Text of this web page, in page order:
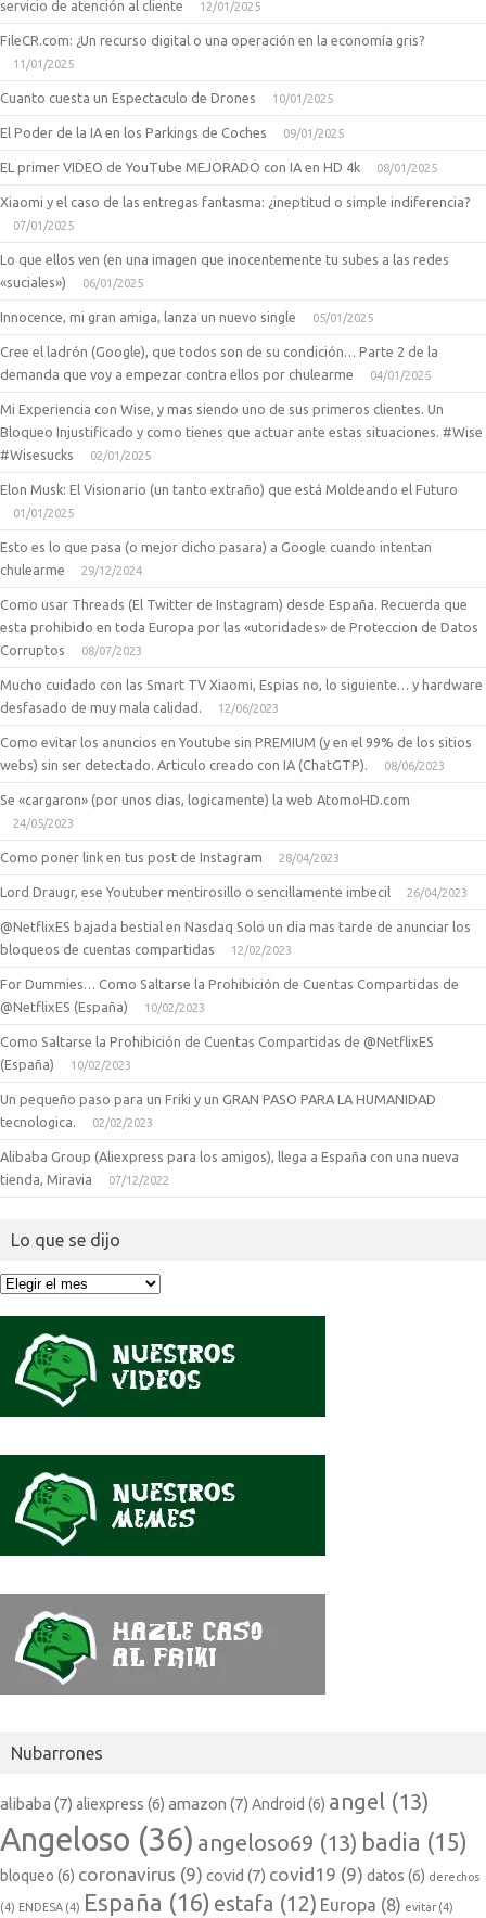
servicio de atención al cliente 12/01/2025
FileCR.com: ¿Un recurso digital o una operación en la economía gris?
11/01/2025
Cuanto cuesta un Espectaculo de Drones 10/01/2025
El Poder de la IA en los Parkings de Coches 09/01/2025
EL primer VIDEO de YouTube MEJORADO con IA en HD 4k 08/01/2025
Xiaomi y el caso de las entregas fantasma: ¿ineptitud o simple indiferencia?
07/01/2025
Lo que ellos ven (en una imagen que inocentemente tu subes a las redes
«suciales»)
06/01/2025
Innocence, mi gran amiga, lanza un nuevo single 05/01/2025
Cree el ladrón (Google), que todos son de su condición… Parte 2 de la
demanda que voy a empezar contra ellos por chulearme
04/01/2025
Mi Experiencia con Wise, y mas siendo uno de sus primeros clientes. Un
Bloqueo Injustificado y como tienes que actuar ante estas situaciones. #Wise
#Wisesucks
02/01/2025
Elon Musk: El Visionario (un tanto extraño) que está Moldeando el Futuro
01/01/2025
Esto es lo que pasa (o mejor dicho pasara) a Google cuando intentan
chulearme
29/12/2024
Como usar Threads (El Twitter de Instagram) desde España. Recuerda que
esta prohibido en toda Europa por las «utoridades» de Proteccion de Datos
Corruptos
08/07/2023
Mucho cuidado con las Smart TV Xiaomi, Espias no, lo siguiente… y hardware
desfasado de muy mala calidad.
12/06/2023
Como evitar los anuncios en Youtube sin PREMIUM (y en el 99% de los sitios
webs) sin ser detectado. Articulo creado con IA (ChatGTP).
08/06/2023
Se «cargaron» (por unos dias, logicamente) la web AtomoHD.com
24/05/2023
Como poner link en tus post de Instagram 28/04/2023
Lord Draugr, ese Youtuber mentirosillo o sencillamente imbecil 26/04/2023
@NetflixES bajada bestial en Nasdaq Solo un dia mas tarde de anunciar los
bloqueos de cuentas compartidas
12/02/2023
For Dummies… Como Saltarse la Prohibición de Cuentas Compartidas de
@NetflixES (España)
10/02/2023
Como Saltarse la Prohibición de Cuentas Compartidas de @NetflixES
(España)
10/02/2023
Un pequeño paso para un Friki y un GRAN PASO PARA LA HUMANIDAD
tecnologica.
02/02/2023
Alibaba Group (Aliexpress para los amigos), llega a España con una nueva
tienda, Miravia
07/12/2022
Lo que se dijo
Lo
Nubarrones
alibaba (7) aliexpress (6) amazon (7) Android (6) angel (13)
Angeloso (36) angeloso69 (13) badia (15)
bloqueo (6) coronavirus (9) covid (7) covid19 (9) datos (6) derechos
(4) ENDESA (4) España (16) estafa (12) Europa (8) evitar (4)